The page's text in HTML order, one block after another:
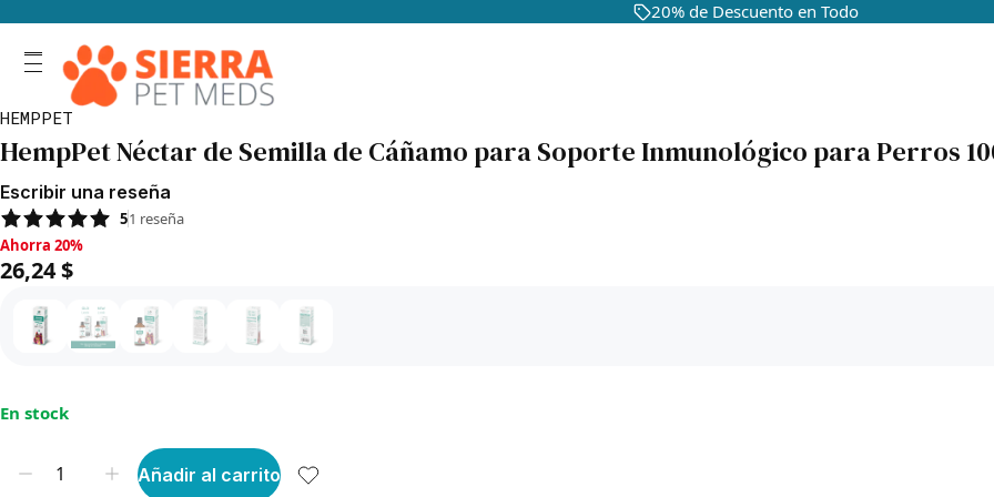
20% de Descuento en Todo
HEMPPET
HempPet Néctar de Semilla de Cáñamo para Soporte Inmunológico para Perros
Escribir una reseña
51 reseña
Ahorra 20%, 26,24 $
Ahorra 20%
26,24 $
En stock
Añadir al carrito